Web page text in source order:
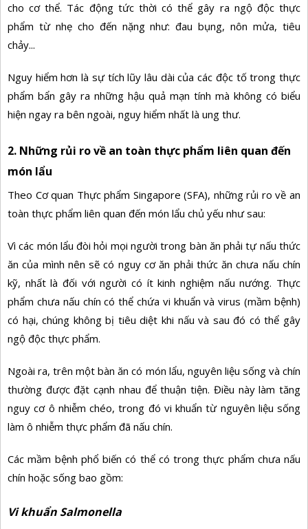
cho cơ thể. Tác động tức thời có thể gây ra ngộ độc thực
phẩm từ nhẹ cho đến nặng như: đau bụng, nôn mửa, tiêu
chảy...
Nguy hiểm hơn là sự tích lũy lâu dài của các độc tố trong thực
phẩm bẩn gây ra những hậu quả mạn tính mà không có biểu
hiện ngay ra bên ngoài, nguy hiểm nhất là ung thư.
2. Những rủi ro về an toàn thực phẩm liên quan đến
món lẩu
Theo Cơ quan Thực phẩm Singapore (SFA), những rủi ro về an
toàn thực phẩm liên quan đến món lẩu chủ yếu như sau:
Vì các món lẩu đòi hỏi mọi người trong bàn ăn phải tự nấu thức
ăn của mình nên sẽ có nguy cơ ăn phải thức ăn chưa nấu chín
kỹ, nhất là đối với người có ít kinh nghiệm nấu nướng. Thực
phẩm chưa nấu chín có thể chứa vi khuẩn và virus (mầm bệnh)
có hại, chúng không bị tiêu diệt khi nấu và sau đó có thể gây
ngộ độc thực phẩm.
Ngoài ra, trên một bàn ăn có món lẩu, nguyên liệu sống và chín
thường được đặt cạnh nhau để thuận tiện. Điều này làm tăng
nguy cơ ô nhiễm chéo, trong đó vi khuẩn từ nguyên liệu sống
làm ô nhiễm thực phẩm đã nấu chín.
Các mầm bệnh phổ biến có thể có trong thực phẩm chưa nấu
chín hoặc sống bao gồm:
Vi khuẩn Salmonella